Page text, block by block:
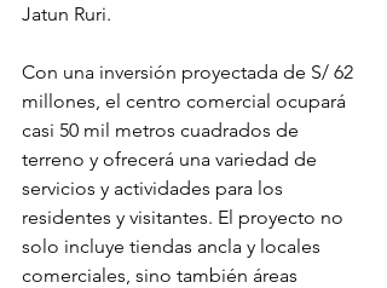
Jatun Ruri.
Con una inversión proyectada de S/ 62
millones, el centro comercial ocupará
casi 50 mil metros cuadrados de
terreno y ofrecerá una variedad de
servicios y actividades para los
residentes y visitantes. El proyecto no
solo incluye tiendas ancla y locales
comerciales, sino también áreas